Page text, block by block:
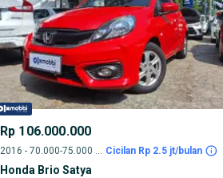
Rp 106.000.000
2016 - 70.000-75.000 km Cicilan Rp 2.5 jt/bulan
Honda Brio Satya